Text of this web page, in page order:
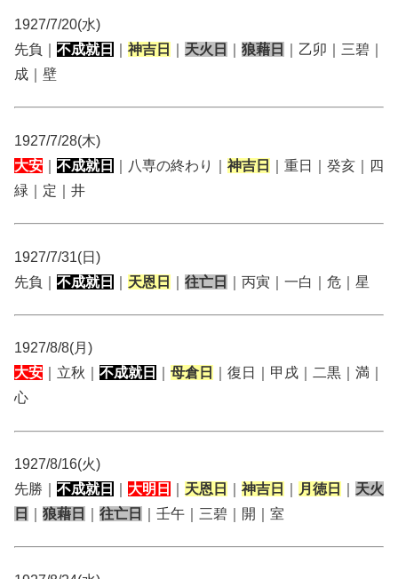
1927/7/20(水)
先負｜ 不成就日 神吉日 天火日 狼藉日
｜乙卯｜三碧｜
成｜壁
1927/7/28(木)
大安
不成就日 ｜八専の終わり｜ 神吉日
｜重日｜癸亥｜四
緑｜定｜井
1927/7/31(日)
先負｜ 不成就日 天恩日 往亡日 ｜丙寅｜一白｜危｜星
1927/8/8(月)
大安 ｜立秋｜ 不成就日 母倉日
｜復日｜甲戌｜二黒｜満｜
心
1927/8/16(火)
先勝｜ 不成就日 大明日 天恩日 神吉日 月徳日
天火
日
狼藉日 往亡日 ｜壬午｜三碧｜開｜室